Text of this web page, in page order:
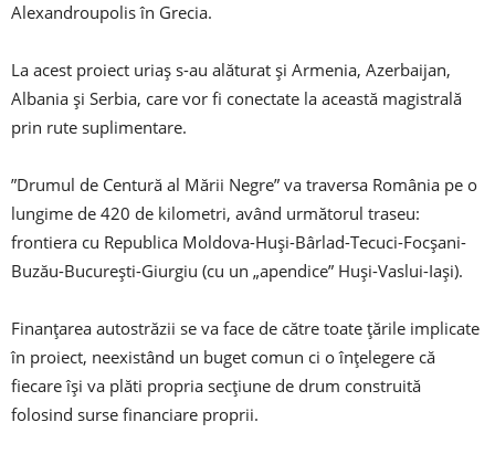
Alexandroupolis în Grecia.
La acest proiect uriaș s-au alăturat şi Armenia, Azerbaijan,
Albania şi Serbia, care vor fi conectate la această magistrală
prin rute suplimentare.
”Drumul de Centură al Mării Negre” va traversa România pe o
lungime de 420 de kilometri, având următorul traseu:
frontiera cu Republica Moldova-Huşi-Bârlad-Tecuci-Focşani-
Buzău-Bucureşti-Giurgiu (cu un „apendice” Huşi-Vaslui-Iaşi).
Finanțarea autostrăzii se va face de către toate țările implicate
în proiect, neexistând un buget comun ci o înțelegere că
fiecare își va plăti propria secţiune de drum construită
folosind surse financiare proprii.